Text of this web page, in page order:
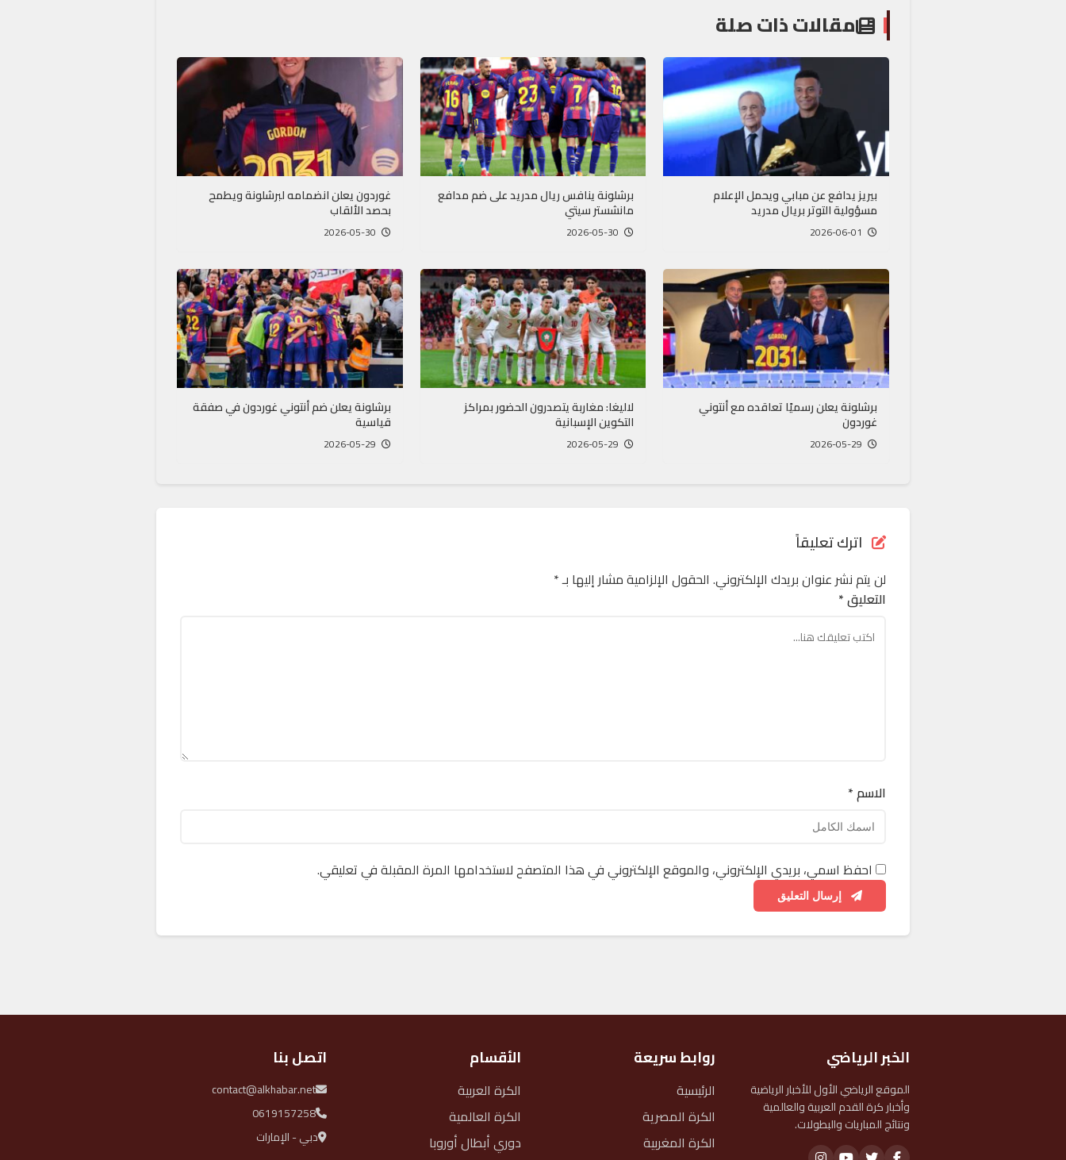
مقالات ذات صلة
بيريز يدافع عن مبابي ويحمل الإعلام
مسؤولية التوتر بريال مدريد
برشلونة ينافس ريال مدريد على ضم مدافع
مانشستر سيتي
غوردون يعلن انضمامه لبرشلونة ويطمح
بحصد الألقاب
برشلونة يعلن رسميًا تعاقده مع أنتوني
غوردون
لاليغا: مغاربة يتصدرون الحضور بمراكز
التكوين الإسبانية
برشلونة يعلن ضم أنتوني غوردون في صفقة
قياسية
اترك تعليقاً
لن يتم نشر عنوان بريدك الإلكتروني. الحقول الإلزامية مشار إليها بـ*
التعليق *
الاسم *
احفظ اسمي، بريدي الإلكتروني، والموقع الإلكتروني في هذا المتصفح لاستخدامها المرة المقبلة في تعليقي.
الخبر الرياضي
الموقع الرياضي الأول للأخبار الرياضية
وأخبار كرة القدم العربية والعالمية
ونتائج المباريات والبطولات.
روابط سريعة
الرئيسية
الكرة المصرية
الكرة المغربية
الأقسام
الكرة العربية
الكرة العالمية
دوري أبطال أوروبا
اتصل بنا
contact@alkhabar.net
0619157258
دبي - الإمارات